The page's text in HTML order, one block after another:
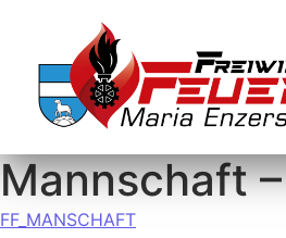
Mannschaft
FF_MANSCHAFT